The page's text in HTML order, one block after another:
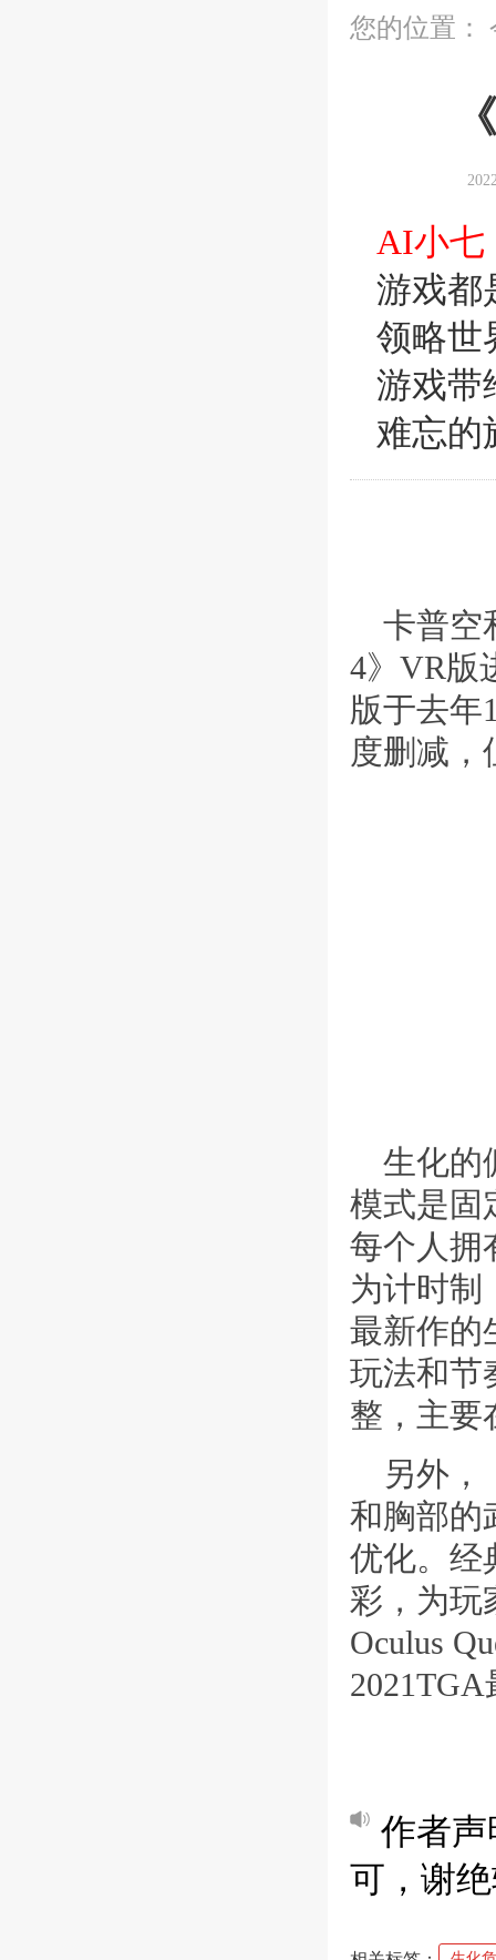
您的位置：
AI小七
游戏都
领略世
游戏带
难忘的
卡普空
4》VR版
版于去年
度删减，
生化的
模式是固
每个人拥
为计时制
最新作的
玩法和节
整，主要
另外，
和胸部的
优化。经
彩，为玩
Oculus
作者
可，谢